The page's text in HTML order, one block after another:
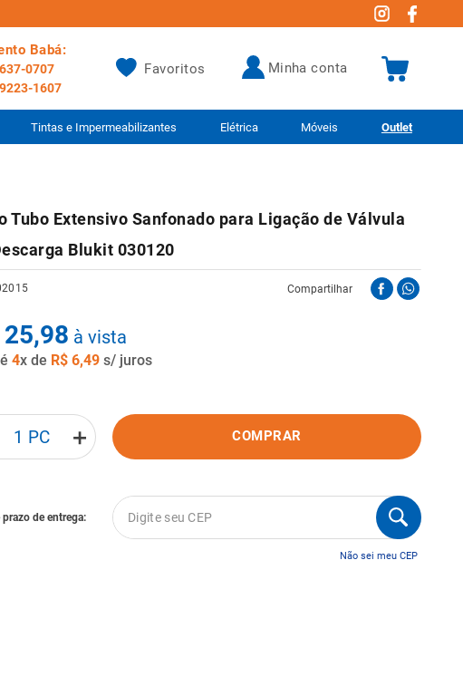
Babá:
0707
1607
Favoritos minha conta
Tintas e Impermeabilizantes Elétrica Móveis Outlet
Tubo Extensivo Sanfonado para Ligação de Válvula
Blukit 030120
Compartilhar
25,98 à vista
4x de R$ 6,49 s/ juros
＋ COMPRAR
Não sei meu CEP